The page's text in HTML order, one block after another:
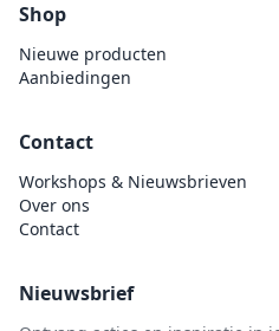
Shop
Nieuwe producten
Aanbiedingen
Contact
Workshops & Nieuwsbrieven
Over ons
Contact
Nieuwsbrief